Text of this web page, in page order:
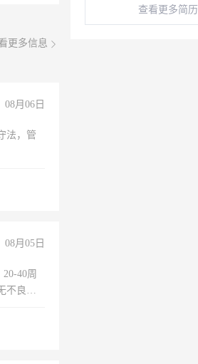
更多信息
08月06日
法，管
08月05日
40周
不良嗜
每月
查看更多简历